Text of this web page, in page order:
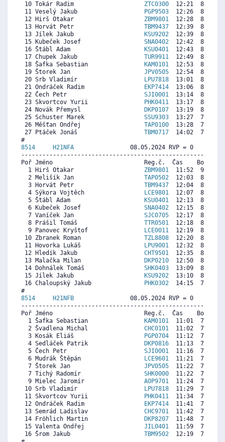
10 Tokár Radim ZTC0300
12:21  8849
11 Veselý Jakub
PGP9503
12:26  8780
12 Hirš Otakar ZBM9801
12:28  8753
13 Horvát Petr TBM9437
12:39  8602
13 Jílek Jakub
KSU9202
12:39  8602
15 Kubeček Josef SNA0402
12:42  8561
16 Štábl Adam
KSU0401
12:43  8547
17 Chupek Jakub TUR9911
12:49  8465
18 Šafka Sebastian
KAM0101
12:53  8410
19 Štorek Jan JPV0505
12:54  8396
20 Srb Vladimír
LPU7818
13:01  8301
21 Ondráček Radim
EKP7414
13:06  8232
22 Čech Petr SJI0001
13:14  8122
23 Skvortcov Yurii
PHK0411
13:17  8081
24 Novák Přemysl
DKP0107
13:19  8054
25 Schuster Marek SSU9303
13:27  7944
26 Měšťan Ondřej TAP0100
13:28  7930
27 Ptáček Jonáš TBM0717
14:02  7465
8514
H21NFA
08.05.2024 RVP = 0     IP
Poř Jméno                          Reg.č.  Čas    Body
  1 Hirš Otakar
ZBM9801
11:52  9107
  2 Melišík Jan
TAP0502
12:03  8970
  3 Horvát Petr
TBM9437
12:04  8957
  4 Sýkora Vojtěch
LCE9801
12:07  8920
  5 Štábl Adam
KSU0401
12:13  8844
  6 Kubeček Josef
SNA0402
12:15  8819
  7 Vaníček Jan
SJC0705
12:17  8794
  8 Prášil Tomáš
TTR0501
12:18  8782
  9 Panovec Kryštof
LCE0011
12:19  8769
10 Zbranek Roman TZL8808
12:20  8757
11 Hovorka Lukáš
LPU9001
12:32  8606
12 Hledík Jakub CHT9501
12:35  8569
13 Malačka Milan
DKP0210
12:50  8381
14 Dohnálek Tomáš SHK0403
13:09  8143
15 Jílek Jakub
KSU9202
13:10  8131
16 Chaloupský Jakub
PHK0302
14:15  7317
8514
H21NFB
08.05.2024 RVP = 0     IP
Poř Jméno                          Reg.č.  Čas    Body
  1 Šafka Sebastian
KAM0101
11:01  7998
  2 Švadlena Michal
CHC0101
11:02  7986
  3 Kosák Eliáš
PGP0704
11:12  7866
  4 Sedláček Patrik
DKP0816
11:13  7854
  5 Čech Petr
SJI0001
11:16  7818
  6 Mudrák Štěpán
LCE9601
11:21  7759
  7 Štorek Jan
JPV0505
11:22  7747
  7 Tichý Radomír
SHK0000
11:22  7747
  9 Mielec Jaromír
AOP9701
11:24  7723
10 Srb Vladimír
LPU7818
11:29  7663
11 Skvortcov Yurii
PHK0411
11:34  7603
12 Ondráček Radim
EKP7414
11:41  7520
13 Semrád Ladislav CHC9701
11:42  7508
14 Fröhlich Martin
DKP8207
11:48  7436
15 Valenta Ondřej JIL0401
11:59  7304
16 Šrom Jakub TBM9502
12:19  7065